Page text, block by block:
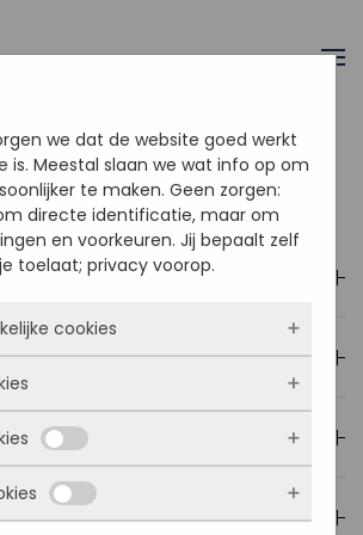
vragen
aan mijn klanten?
via Mollie?
bij het opstarten?
met vragen?
we dat de website goed werkt
is. Meestal slaan we wat info op om
te maken. Geen zorgen:
directe identificatie, maar om
en voorkeuren. Jij bepaalt zelf
toelaat; privacy voorop.
cookies
zorgen ervoor dat de website
Ze zijn dus altijd actief en
uitgezet. Meestal worden
als jij iets doet, zoals
formulier invullen of je
opslaan. Je kunt je browser
zien we hoe vaak onze site
waar bezoekers vandaan
pagina’s populair zijn. Zo
website blijven verbeteren.
onthouden jouw voorkeuren.
taalkeuze of ingevulde gegevens.